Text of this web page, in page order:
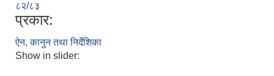
८२/८३
प्रकार:
ऐन, कानुन तथा निर्देशिका
Show in slider: